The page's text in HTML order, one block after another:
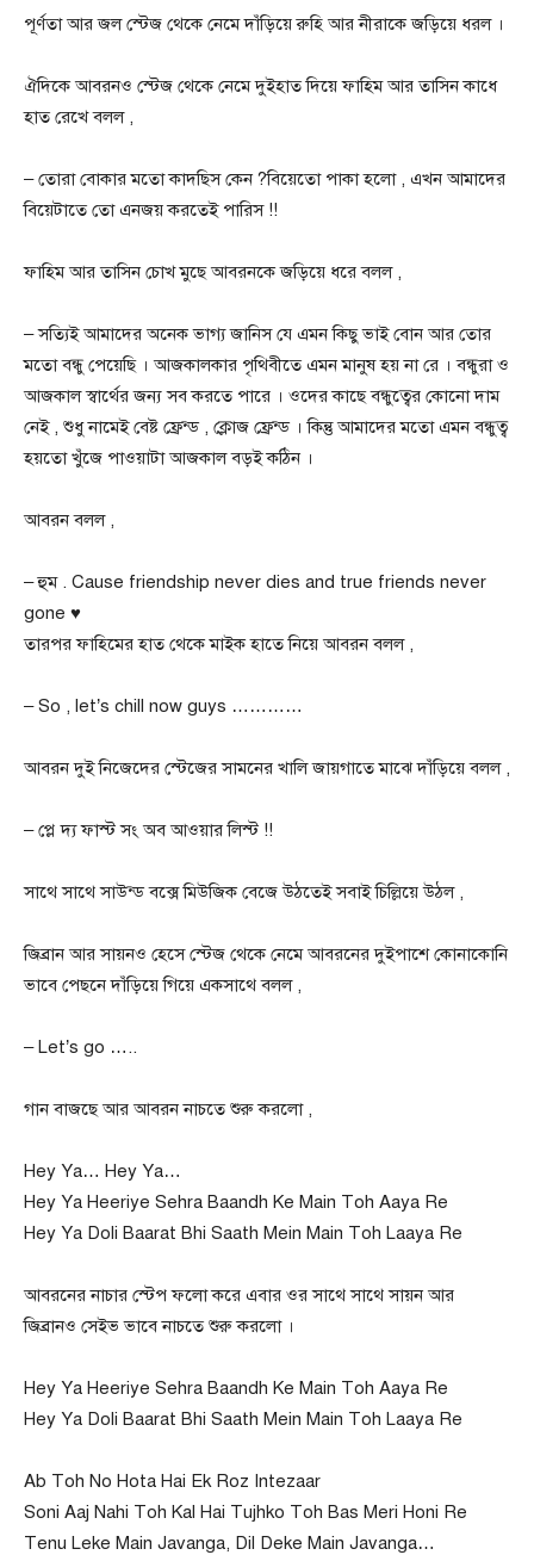
পূর্ণতা আর জল স্টেজ থেকে নেমে দাঁড়িয়ে রুহি আর নীরাকে জড়িয়ে ধরল ।
ঐদিকে আবরন‌ও স্টেজ থেকে নেমে দুইহাত দিয়ে ফাহিম আর তাসিন কাধে
হাত রেখে বলল ,
– তোরা বোকার মতো কাদছিস কেন ?বিয়েতো পাকা হলো , এখন আমাদের
বিয়েটাতে তো এনজয় করতেই পারিস !!
ফাহিম আর তাসিন চোখ মুছে আবরনকে জড়িয়ে ধরে বলল ,
– সত্যিই আমাদের অনেক ভাগ্য জানিস যে এমন কিছু ভাই বোন আর তোর
মতো বন্ধু পেয়েছি । আজকালকার পৃথিবীতে এমন মানুষ হয় না রে । বন্ধুরা ও
আজকাল স্বার্থের জন্য সব করতে পারে । ওদের কাছে বন্ধুত্বের কোনো দাম
নেই , শুধু নামেই বেষ্ট ফ্রেন্ড , ক্লোজ ফ্রেন্ড । কিন্তু আমাদের মতো এমন বন্ধুত্ব
হয়তো খুঁজে পাওয়াটা আজকাল বড়‌ই কঠিন ।
আবরন বলল ,
– হুম . Cause friendship never dies and true friends never
gone ♥️
তারপর ফাহিমের হাত থেকে মাইক হাতে নিয়ে আবরন বলল ,
– So , let’s chill now guys …………
আবরন দুই নিজেদের স্টেজের সামনের খালি জায়গাতে মাঝে দাঁড়িয়ে বলল ,
– প্লে দ্য ফাস্ট সং অব আওয়ার লিস্ট !!
সাথে সাথে সাউন্ড বক্সে মিউজিক বেজে উঠতেই সবাই চিল্লিয়ে উঠল ,
জিব্রান আর সায়ন‌ও হেসে স্টেজ থেকে নেমে আবরনের দুইপাশে কোনাকোনি
ভাবে পেছনে দাঁড়িয়ে গিয়ে একসাথে বলল ,
– Let’s go …..
গান বাজছে আর আবরন নাচতে শুরু করলো ,
Hey Ya… Hey Ya…
Hey Ya Heeriye Sehra Baandh Ke Main Toh Aaya Re
Hey Ya Doli Baarat Bhi Saath Mein Main Toh Laaya Re
আবরনের নাচার স্টেপ ফলো করে এবার ওর সাথে সাথে সায়ন আর
জিব্রান‌ও সেইভ ভাবে নাচতে শুরু করলো ।
Hey Ya Heeriye Sehra Baandh Ke Main Toh Aaya Re
Hey Ya Doli Baarat Bhi Saath Mein Main Toh Laaya Re
Ab Toh No Hota Hai Ek Roz Intezaar
Soni Aaj Nahi Toh Kal Hai Tujhko Toh Bas Meri Honi Re
Tenu Leke Main Javanga, Dil Deke Main Javanga…